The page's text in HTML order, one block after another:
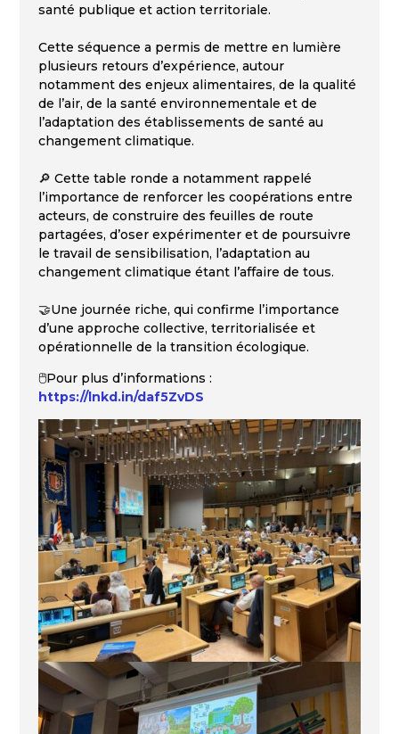
santé publique et action territoriale.
Cette séquence a permis de mettre en lumière
plusieurs retours d’expérience, autour
notamment des enjeux alimentaires, de la qualité
de l’air, de la santé environnementale et de
l’adaptation des établissements de santé au
changement climatique.
🔎 Cette table ronde a notamment rappelé
l’importance de renforcer les coopérations entre
acteurs, de construire des feuilles de route
partagées, d’oser expérimenter et de poursuivre
le travail de sensibilisation, l’adaptation au
changement climatique étant l’affaire de tous.
🤝Une journée riche, qui confirme l’importance
d’une approche collective, territorialisée et
opérationnelle de la transition écologique.
🖱️Pour plus d’informations :
https://lnkd.in/daf5ZvDS